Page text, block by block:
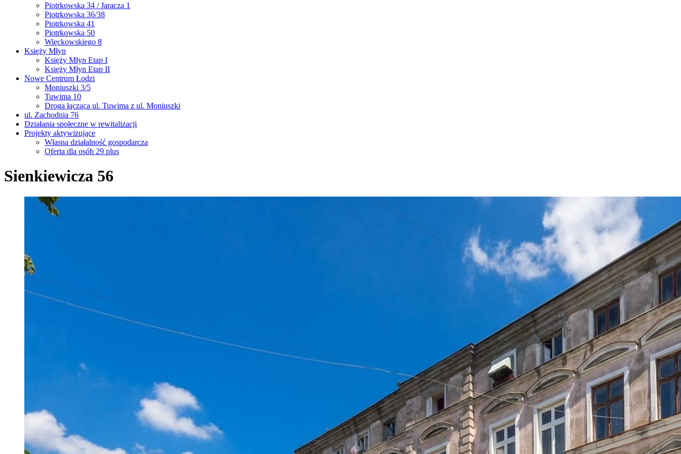
Piotrkowska 34 / Jaracza 1
Piotrkowska 36/38
Piotrkowska 41
Piotrkowska 50
Więckowskiego 8
Księży Młyn
Księży Młyn Etap I
Księży Młyn Etap II
Nowe Centrum Łodzi
Moniuszki 3/5
Tuwima 10
Droga łącząca ul. Tuwima z ul. Moniuszki
ul. Zachodnia 76
Działania społeczne w rewitalizacji
Projekty aktywizujące
Własna działalność gospodarcza
Oferta dla osób 29 plus
Sienkiewicza 56